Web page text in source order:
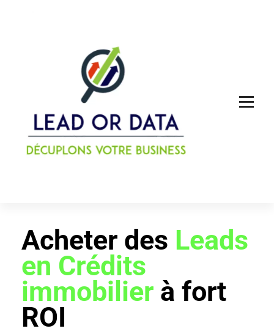
Acheter des Leads
en Crédits
immobilier à fort
ROI